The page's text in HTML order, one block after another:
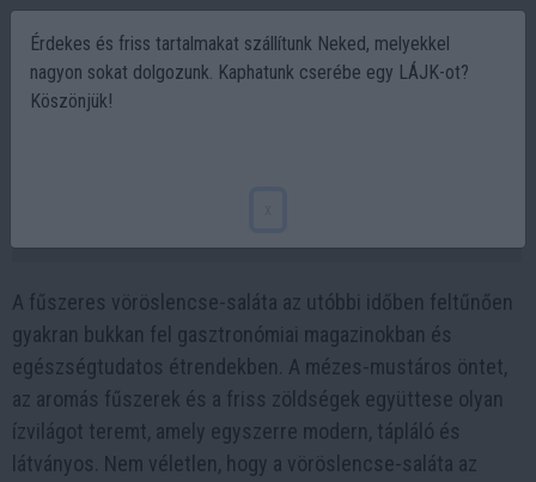
A fűszeres vöröslencse-saláta az utóbbi időben feltűnően
gyakran bukkan fel gasztronómiai magazinokban és
egészségtudatos étrendekben. A mézes-mustáros öntet,
az aromás fűszerek és a friss zöldségek együttese olyan
ízvilágot teremt, amely egyszerre modern, tápláló és
látványos. Nem véletlen, hogy a vöröslencse-saláta az
Érdekes és friss tartalmakat szállítunk Neked, melyekkel
nagyon sokat dolgozunk. Kaphatunk cserébe egy LÁJK-ot?
Köszönjük!